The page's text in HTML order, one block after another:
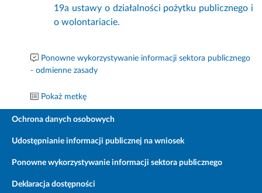
19a ustawy o działalności pożytku publicznego i
o wolontariacie.
Ponowne wykorzystywanie informacji sektora publicznego
- odmienne zasady
Pokaż metkę
Ochrona danych osobowych
Udostępnianie informacji publicznej na wniosek
Ponowne wykorzystywanie informacji sektora publicznego
Deklaracja dostępności